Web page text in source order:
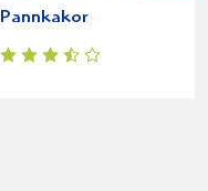
Pannkakor